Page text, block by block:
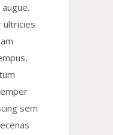
ultricies
sem